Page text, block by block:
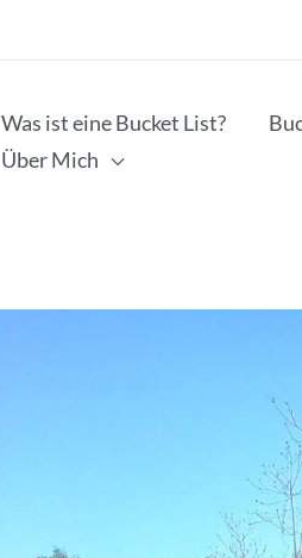
Was ist eine Bucket List?
Über Mich